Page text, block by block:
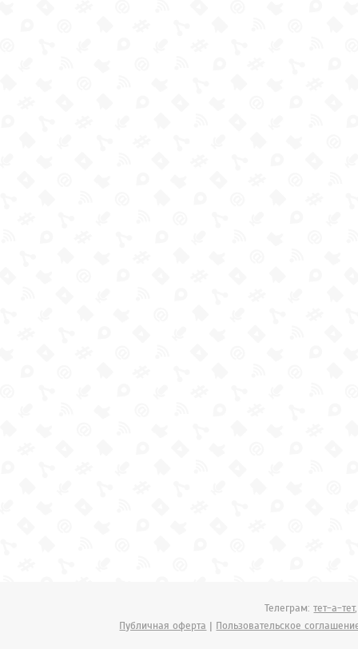
Телеграм:тет-а-тет
Публичная оферта | Пользовательское